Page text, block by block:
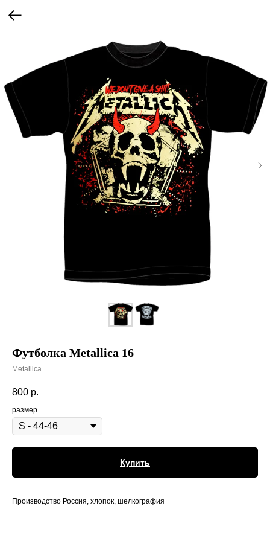
Футболка Metallica 16
Metallica
800 р.
размер
Купить
Производство Россия, хлопок, шелкография